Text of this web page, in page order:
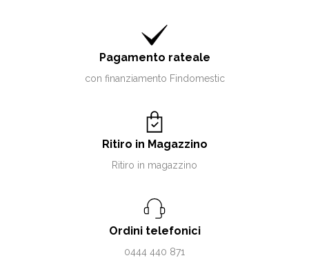
Pagamento rateale
con finanziamento Findomestic
Ritiro in Magazzino
Ritiro in magazzino
Ordini telefonici
0444 440 871